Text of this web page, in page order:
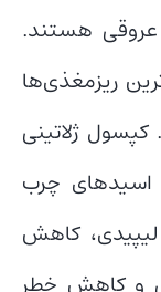
عروقی هستند.
از مفیدترین ریزمغذی‌ها
ژلاتینی
حاوی اسیدهای چرب
لیپیدی، کاهش